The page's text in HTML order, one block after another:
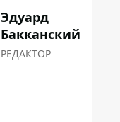
Эдуард
Бакканский
РЕДАКТОР